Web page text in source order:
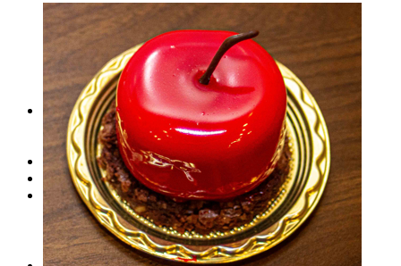
Bolos Diversos
Doces
Pães
Panettones e Pãonettones
Salgados
Tortas
BAMBINI
SOBRE A BAMBINI
TRANSPARÊNCIA
LOCALIZAÇÃO
Onde Encontrar
CONTATO